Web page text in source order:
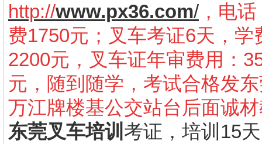
http://www.px36.com/ ，电
费1750元；叉车考证6天，
2200元，叉车证年审费用：
元，随到随学，考试合格发
万江牌楼基公交站台后面诚
东莞叉车培训 考证，培训15